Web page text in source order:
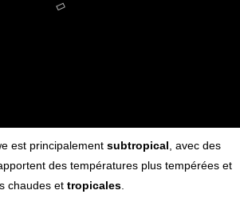
est principalement subtropical , avec des
des températures plus tempérées et
chaudes et tropicales